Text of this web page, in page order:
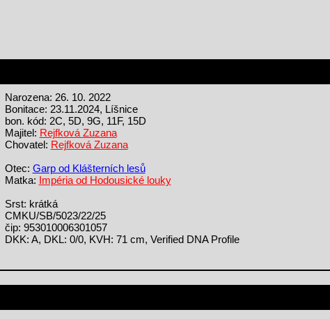
Narozena: 26. 10. 2022
Bonitace: 23.11.2024, Líšnice
bon. kód: 2C, 5D, 9G, 11F, 15D
Majitel: Rejfková Zuzana
Chovatel: Rejfková Zuzana
Otec: Garp od Klášterních lesů
Matka: Impéria od Hodousické louky
Srst: krátká
CMKU/SB/5023/22/25
čip: 953010006301057
DKK: A, DKL: 0/0, KVH: 71 cm, Verified DNA Profile